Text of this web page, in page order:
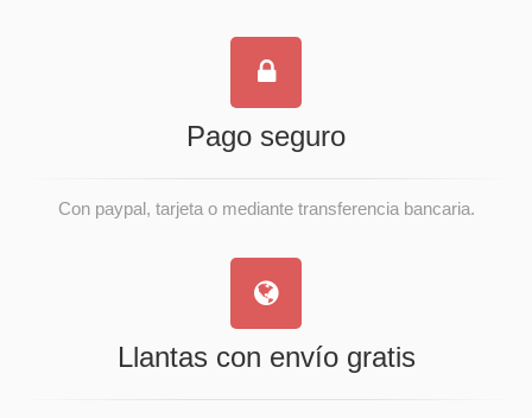
Pago seguro
Con paypal, tarjeta o mediante transferencia bancaria.
Llantas con envío gratis